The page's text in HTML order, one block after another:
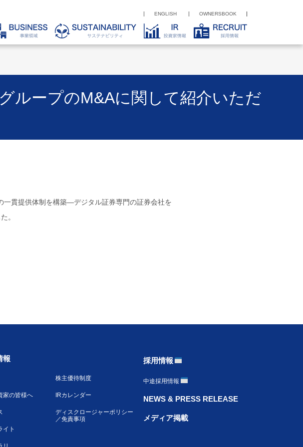
ENGLISH OWNERSBOOK
ループのM&Aに関して紹介いただ
貫提供体制を構築―デジタル証券専門の証券会社を
。
報 採用情報
家の皆様へ
イト
株主優待制度
IRカレンダー
ディスクロージャーポリシー
／免責事項
中途採用情報
NEWS & PRESS RELEASE
メディア掲載